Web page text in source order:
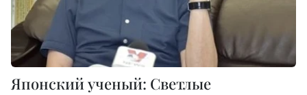
Японский ученый: Светлые